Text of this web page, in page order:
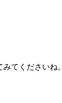
てくださいね。